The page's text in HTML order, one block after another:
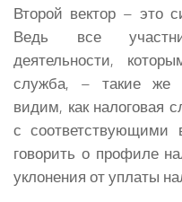
Второй вектор – это
Ведь все
деятельности,
служба, – такие же
видим, как налоговая
с
говорить о профиле
уклонения от уплаты